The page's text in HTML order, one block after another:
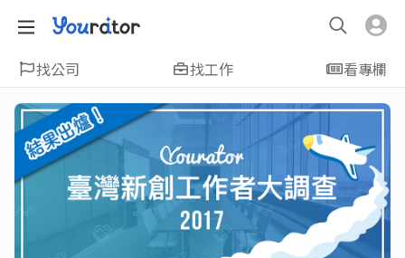
找公司 找工作 看專欄